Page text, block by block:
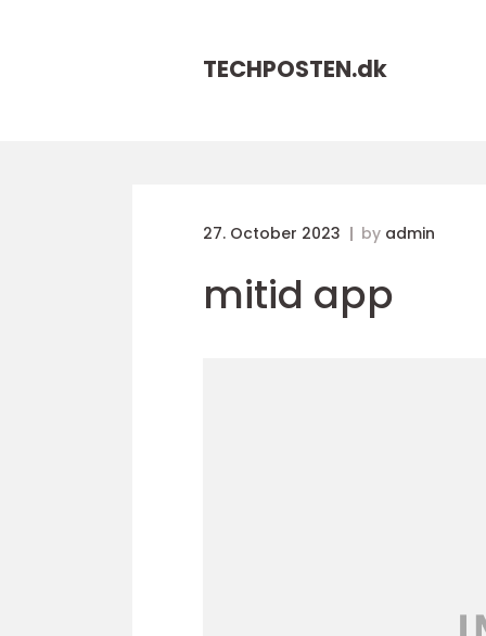
TECHPOSTEN.dk
27. October 2023 by admin
mitid app